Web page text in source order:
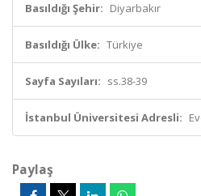
Basıldığı Şehir: Diyarbakır
Basıldığı Ülke: Türkiye
Sayfa Sayıları: ss.38-39
İstanbul Üniversitesi Adresli:
Paylaş